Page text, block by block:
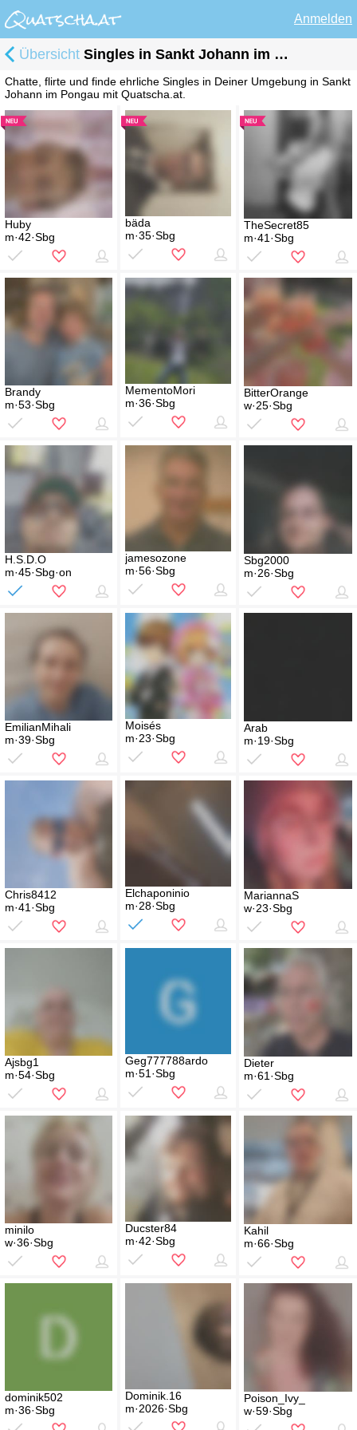
Anmelden
Übersicht Singles in Sankt Johann im Pongau
Chatte, flirte und finde ehrliche Singles in Deiner Umgebung in Sankt
Johann im Pongau mit Quatscha.at.
Huby
m·42·Sbg
bäda
m·35·Sbg
TheSecret85
m·41·Sbg
Brandy
m·53·Sbg
MementoMori
m·36·Sbg
BitterOrange
w·25·Sbg
H.S.D.O
m·45·Sbg·on
jamesozone
m·56·Sbg
Sbg2000
m·26·Sbg
EmilianMihali
m·39·Sbg
Moisés
m·23·Sbg
Arab
m·19·Sbg
Chris8412
m·41·Sbg
Elchaponinio
m·28·Sbg
MariannaS
w·23·Sbg
Ajsbg1
m·54·Sbg
Geg777788ardo
m·51·Sbg
Dieter
m·61·Sbg
minilo
w·36·Sbg
Ducster84
m·42·Sbg
Kahil
m·66·Sbg
dominik502
m·36·Sbg
Dominik.16
m·2026·Sbg
Poison_Ivy_
w·59·Sbg